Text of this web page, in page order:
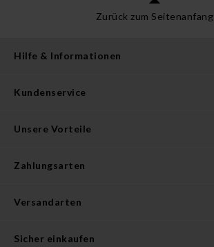
Zurück zum Seitenanfang
Hilfe & Informationen
Kundenservice
Unsere Vorteile
Zahlungsarten
Versandarten
Sicher einkaufen